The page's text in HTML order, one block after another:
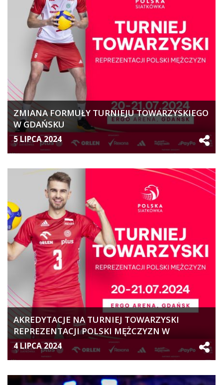
ZMIANA FORMUŁY TURNIEJU TOWARZYSKIEGO
W GDAŃSKU
5 LIPCA 2024
AKREDYTACJE NA TURNIEJ TOWARZYSKI
REPREZENTACJI POLSKI MĘŻCZYZN W
GDAŃSKU
4 LIPCA 2024